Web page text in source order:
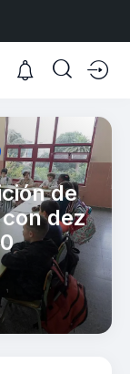
de
con dez